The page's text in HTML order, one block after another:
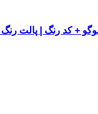
+ کد رنگ | پالت